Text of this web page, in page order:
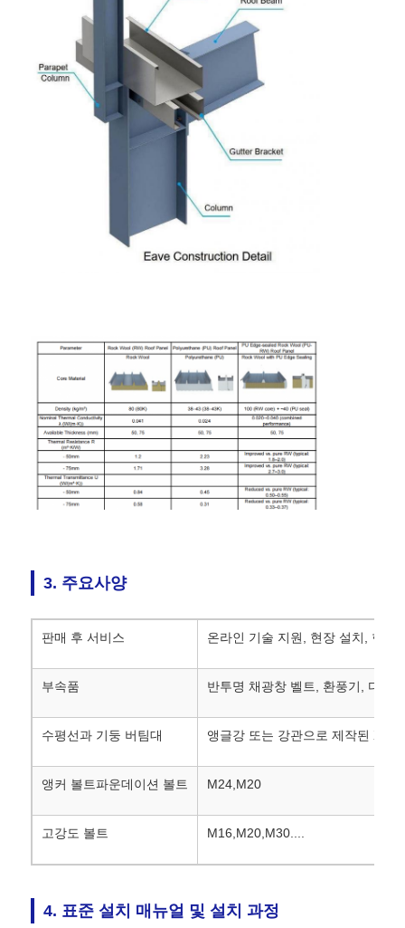
3. 주요사양
판매 후 서비스 온라인 기술 지원, 현장 설치, 현장
부속품 반투명 채광창 벨트, 환풍기, 다운
수평선과 기둥 버팀대 앵글강 또는 강관으로 제작된 X, V
앵커 볼트파운데이션 볼트 M24,M20
고강도 볼트 M16,M20,M30....
4. 표준 설치 매뉴얼 및 설치 과정